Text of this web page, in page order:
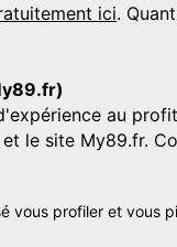
ici.
au
le site My89.fr.
vous profiler et vous